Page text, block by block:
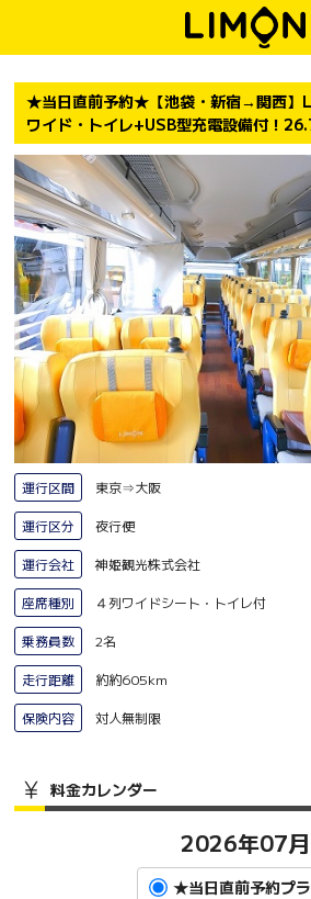
★当日直前予約★【池袋・新宿→関西】
ワイド・トイレ+USB型充電設備付！
運行区間 東京⇒大阪
運行区分 夜行便
運行会社 神姫観光株式会社
座席種別 ４列ワイドシート・トイレ付
乗務員数 2名
走行距離 約約605km
保険内容 対人無制限
料金カレンダー
2026年07月
★当日直前予約プ